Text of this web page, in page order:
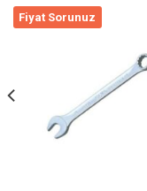
Fiyat Sorunuz